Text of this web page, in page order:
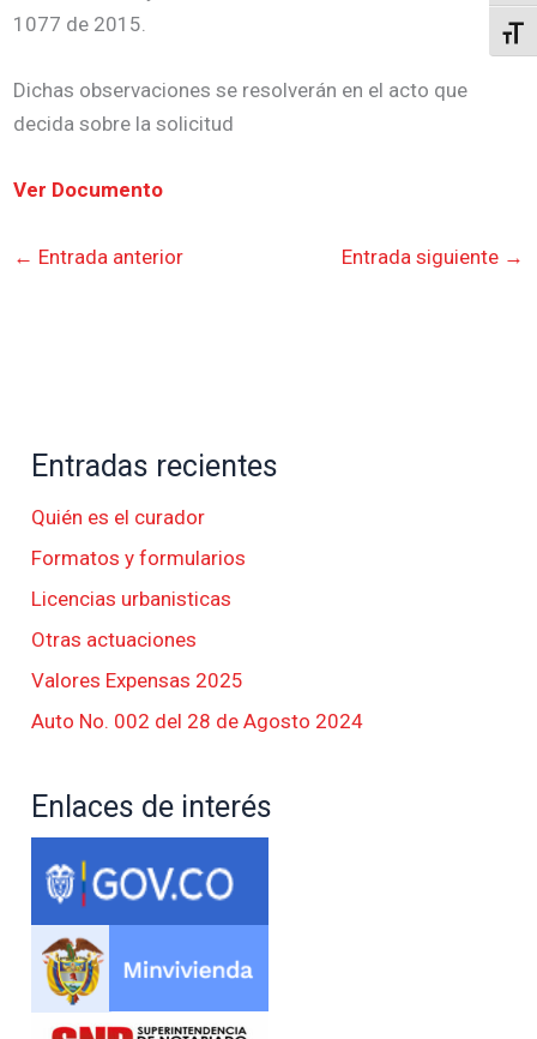
1077 de 2015.
Dichas observaciones se resolverán en el acto que
decida sobre la solicitud
Ver Documento
← Entrada anterior Entrada siguiente →
Entradas recientes
Quién es el curador
Formatos y formularios
Licencias urbanisticas
Otras actuaciones
Valores Expensas 2025
Auto No. 002 del 28 de Agosto 2024
Enlaces de interés